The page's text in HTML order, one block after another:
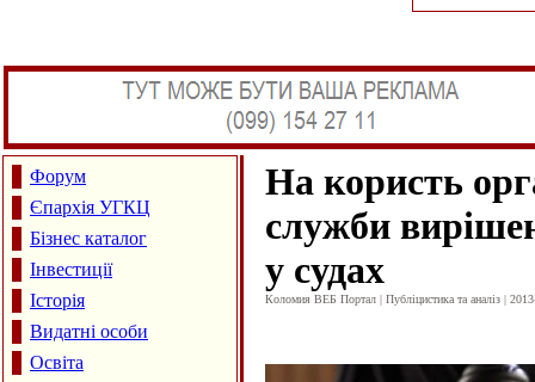
Форум
Єпархія УГКЦ
Бізнес каталог
Інвестиції
Історія
Видатні особи
Освіта
На користь
служби
у судах
Коломия ВЕБ Портал | Публіцистика та аналіз |